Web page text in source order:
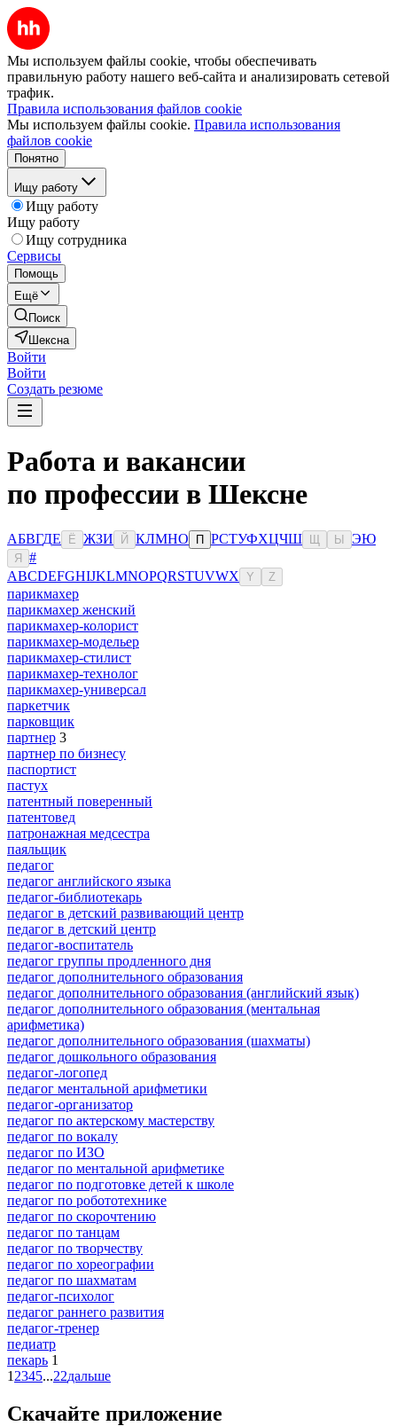
Мы используем файлы cookie, чтобы обеспечивать
правильную работу нашего веб-сайта и анализировать сетевой
трафик.
Правила использования файлов cookie
Мы используем файлы cookie. Правила использования
файлов cookie
Понятно
Ищу работу
Ищу работу
Ищу работу
Ищу сотрудника
Сервисы
Помощь
Ещё
Поиск
Шексна
Войти
Войти
Создать резюме
Работа и вакансии
по профессии в Шексне
АБВГДЕ Ё ЖЗИ Й КЛМНО П РСТУФХЦЧШ Ы ЭЮ
Я
#
ABCDEFGHIJKLMNOPQRSTUVWX Y Z
парикмахер
парикмахер женский
парикмахер-колорист
парикмахер-модельер
парикмахер-стилист
парикмахер-технолог
парикмахер-универсал
паркетчик
парковщик
партнер 3
партнер по бизнесу
паспортист
пастух
патентный поверенный
патентовед
патронажная медсестра
паяльщик
педагог
педагог английского языка
педагог-библиотекарь
педагог в детский развивающий центр
педагог в детский центр
педагог-воспитатель
педагог группы продленного дня
педагог дополнительного образования
педагог дополнительного образования (английский язык)
педагог дополнительного образования (ментальная
арифметика)
педагог дополнительного образования (шахматы)
педагог дошкольного образования
педагог-логопед
педагог ментальной арифметики
педагог-организатор
педагог по актерскому мастерству
педагог по вокалу
педагог по ИЗО
педагог по ментальной арифметике
педагог по подготовке детей к школе
педагог по робототехнике
педагог по скорочтению
педагог по танцам
педагог по творчеству
педагог по хореографии
педагог по шахматам
педагог-психолог
педагог раннего развития
педагог-тренер
педиатр
пекарь 1
1 2345...22дальше
Скачайте приложение